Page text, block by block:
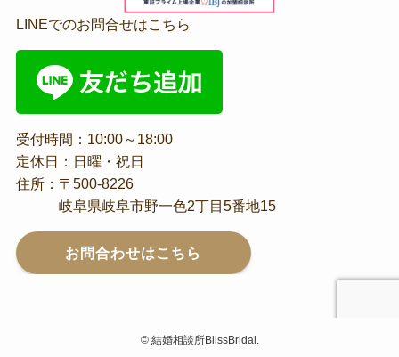
LINEでのお問合せはこちら
受付時間：10:00～18:00
定休日：日曜・祝日
住所：〒500-8226
岐阜県岐阜市野一色2丁目5番地15
お問合わせはこちら
©結婚相談所BlissBridal.